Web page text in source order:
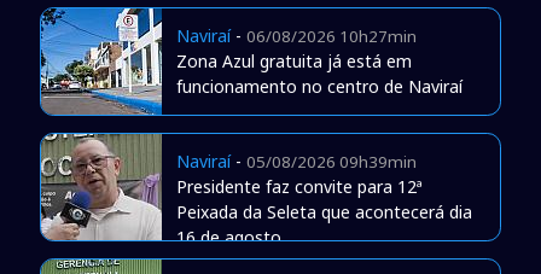
Naviraí- 06/08/2026 10h27min
Zona Azul gratuita já está em
funcionamento no centro de Naviraí
Naviraí- 05/08/2026 09h39min
Presidente faz convite para 12ª
Peixada da Seleta que acontecerá dia
16 de agosto